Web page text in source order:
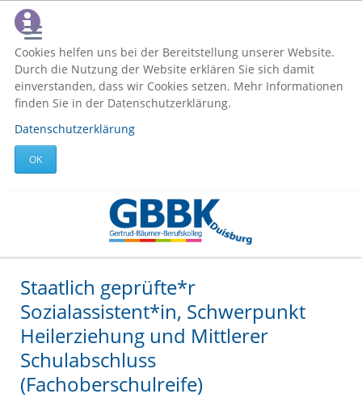
Cookies helfen uns bei der Bereitstellung unserer Website.
Durch die Nutzung der Website erklären Sie sich damit
einverstanden, dass wir Cookies setzen. Mehr Informationen
finden Sie in der Datenschutzerklärung.
Datenschutzerklärung
OK
Staatlich geprüfte*r
Sozialassistent*in, Schwerpunkt
Heilerziehung und Mittlerer
Schulabschluss
(Fachoberschulreife)